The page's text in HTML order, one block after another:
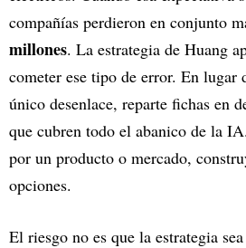
compañías perdieron en conjunto
millones. La estrategia de Huang
cometer ese tipo de error. En lugar
único desenlace, reparte fichas en
que cubren todo el abanico de la
por un producto o mercado,
opciones.
El riesgo no es que la estrategia